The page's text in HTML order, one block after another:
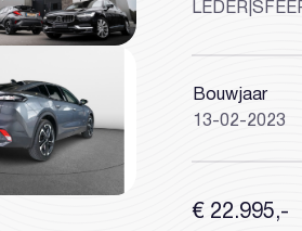
ons
Bouwjaar
13-02-2023
€ 22.995,-